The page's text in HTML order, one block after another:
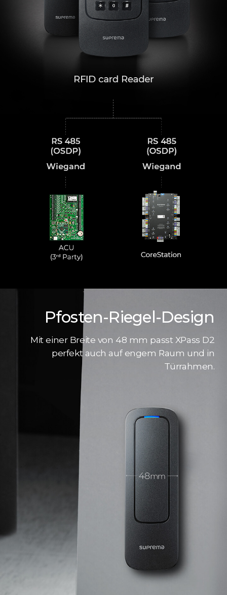
Pfosten-Riegel-Design
Mit einer Breite von 48 mm passt XPass D2
perfekt auch auf engem Raum und in
Türrahmen.